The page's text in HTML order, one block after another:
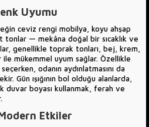
Uyumu
ceviz rengi mobilya, koyu ahşap
tonlar — mekâna doğal bir sıcaklık ve
genellikle toprak tonları, bej, krem,
mükemmel uyum sağlar. Özellikle
odanın aydınlatmasını da
Gün ışığının bol olduğu alanlarda,
duvar boyası kullanmak, ferah ve
Etkiler